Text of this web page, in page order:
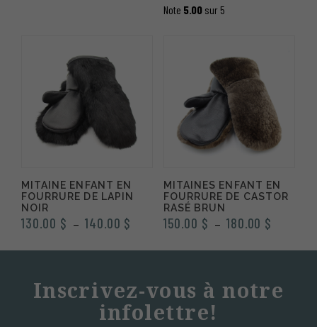
Note 5.00sur 5
MITAINE ENFANT EN
FOURRURE DE LAPIN
NOIR
130.00 $ – 140.00 $
prix :
à
140.00 $
MITAINES ENFANT EN
FOURRURE DE CASTOR
RASÉ BRUN
150.00 $ – 180.00 $
prix :
à
Inscrivez-vous à notre
infolettre!